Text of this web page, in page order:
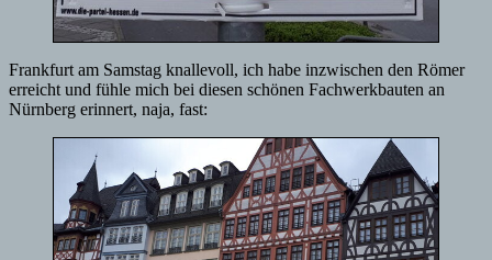
Frankfurt am Samstag knallevoll, ich habe inzwischen den Römer
erreicht und fühle mich bei diesen schönen Fachwerkbauten an
Nürnberg erinnert, naja, fast: